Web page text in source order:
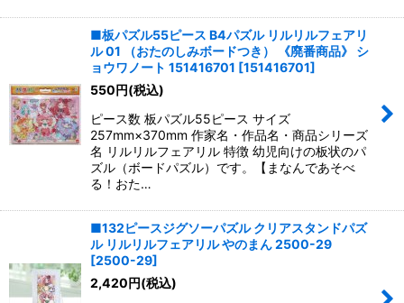
■板パズル55ピース B4パズル リルリルフェアリ
ル 01 （おたのしみボードつき） 《廃番商品》 シ
ョウワノート 151416701 [151416701]
550円(税込)
ピース数 板パズル55ピース サイズ
257mm×370mm 作家名・作品名・商品シリーズ
名 リルリルフェアリル 特徴 幼児向けの板状のパ
ズル（ボードパズル）です。【まなんであそべ
る！おた…
■132ピースジグソーパズル クリアスタンドパズ
ル リルリルフェアリル やのまん 2500-29
[2500-29]
2,420円(税込)